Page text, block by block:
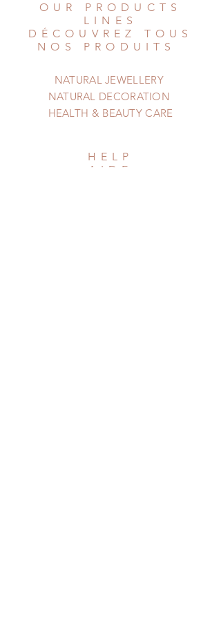
2014. All rights reserved
OUR PRODUCTS
LINES
DÉCOUVREZ TOUS
NOS PRODUITS
NATURAL JEWELLERY
NATURAL DECORATION
HEALTH & BEAUTY CARE
HELP
AIDE